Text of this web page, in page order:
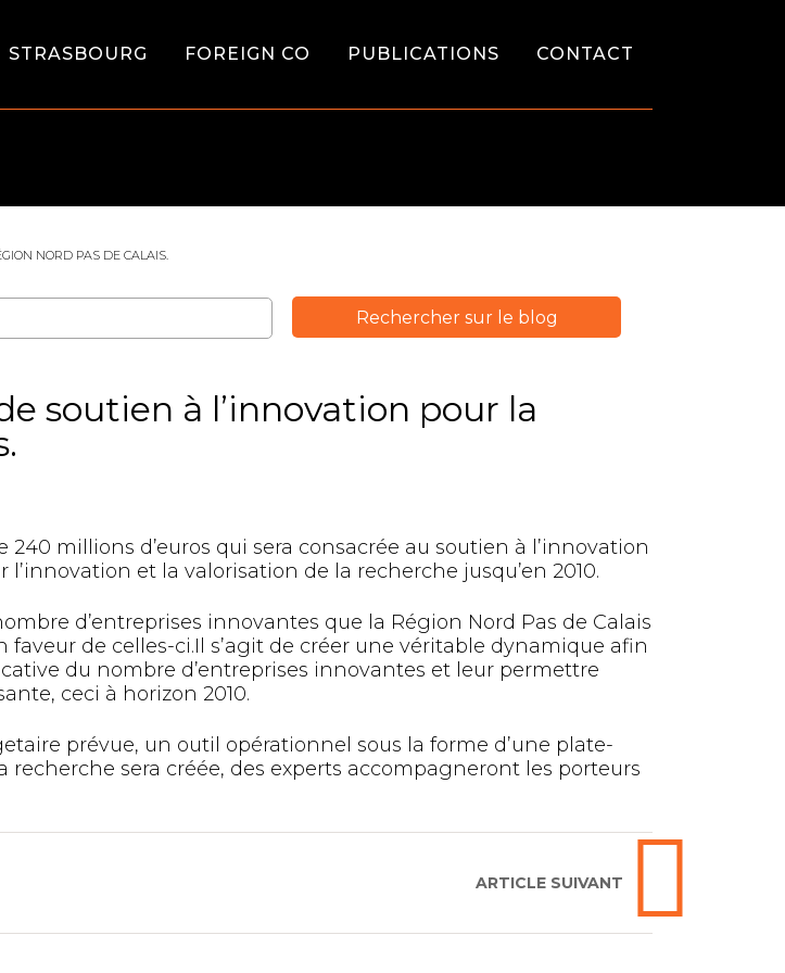
STRASBOURG FOREIGN CO PUBLICATIONS CONTACT
NORD PAS DE CALAIS.
soutien à l’innovation pour la
240 millions d’euros qui sera consacrée au soutien à l’innovation
et la valorisation de la recherche jusqu’en 2010.
d’entreprises innovantes que la Région Nord Pas de Calais
faveur de celles-ci.Il s’agit de créer une véritable dynamique afin
du nombre d’entreprises innovantes et leur permettre
ceci à horizon 2010.
prévue, un outil opérationnel sous la forme d’une plate-
sera créée, des experts accompagneront les porteurs
ARTICLE SUIVANT